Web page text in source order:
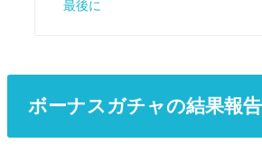
最後に
ボーナスガチャの結果報告